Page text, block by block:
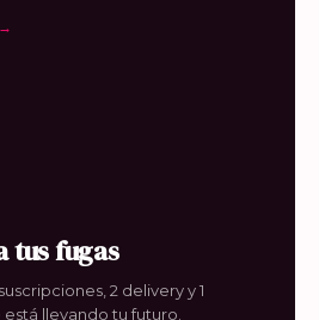
tus fugas
2 delivery y 1
llevando tu futuro.